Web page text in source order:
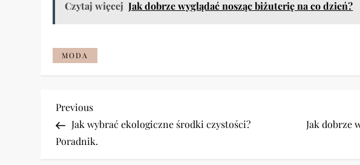
Czytaj więcej Jak dobrze wyglądać nosząc biżuterię na co dzień?
MODA
N
a
Previous
Post
Previous
Jak wybrać ekologiczne środki czystości?
Poradnik.
Jak dobrze